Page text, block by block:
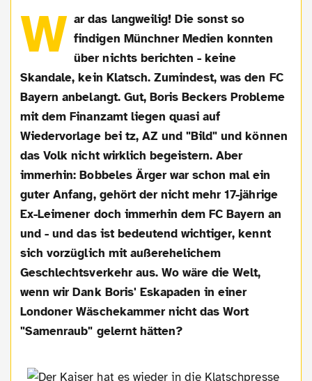
W ar das langweilig! Die sonst so
findigen Münchner Medien konnten
über nichts berichten - keine
Skandale, kein Klatsch. Zumindest, was den FC
Bayern anbelangt. Gut, Boris Beckers Probleme
mit dem Finanzamt liegen quasi auf
Wiedervorlage bei tz, AZ und "Bild" und können
das Volk nicht wirklich begeistern. Aber
immerhin: Bobbeles Ärger war schon mal ein
guter Anfang, gehört der nicht mehr 17-jährige
Ex-Leimener doch immerhin dem FC Bayern an
und - und das ist bedeutend wichtiger, kennt
sich vorzüglich mit außerehelichem
Geschlechtsverkehr aus. Wo wäre die Welt,
wenn wir Dank Boris' Eskapaden in einer
Londoner Wäschekammer nicht das Wort
"Samenraub" gelernt hätten?